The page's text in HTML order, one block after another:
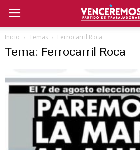
Inicio Temas Ferrocarril Roca
Tema: Ferrocarril Roca